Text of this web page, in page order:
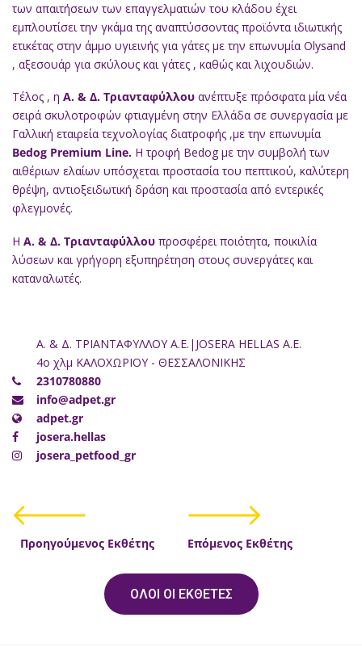
των απαιτήσεων των επαγγελματιών του κλάδου έχει
εμπλουτίσει την γκάμα της αναπτύσσοντας προϊόντα ιδιωτικής
ετικέτας στην άμμο υγιεινής για γάτες με την επωνυμία Olysand
, αξεσουάρ για σκύλους και γάτες , καθώς και λιχουδιών.
Τέλος , η Α. & Δ. Τριανταφύλλου ανέπτυξε πρόσφατα μία νέα
σειρά σκυλοτροφών φτιαγμένη στην Ελλάδα σε συνεργασία με
Γαλλική εταιρεία τεχνολογίας διατροφής ,με την επωνυμία
Bedog Premium Line. Η τροφή Bedog με την συμβολή των
αιθέριων ελαίων υπόσχεται προστασία του πεπτικού, καλύτερη
θρέψη, αντιοξειδωτική δράση και προστασία από εντερικές
φλεγμονές.
Η Α. & Δ. Τριανταφύλλου προσφέρει ποιότητα, ποικιλία
λύσεων και γρήγορη εξυπηρέτηση στους συνεργάτες και
καταναλωτές.
Α. & Δ. ΤΡΙΑΝΤΑΦΥΛΛΟΥ Α.Ε.|JOSERA HELLAS A.E.
4ο χλμ ΚΑΛΟΧΩΡΙΟΥ - ΘΕΣΣΑΛΟΝΙΚΗΣ
2310780880
info@adpet.gr
adpet.gr
josera.hellas
josera_petfood_gr
Προηγούμενος Εκθέτης
ΟΛΟΙ ΟΙ ΕΚΘΕΤΕΣ
Επόμενος Εκθέτης